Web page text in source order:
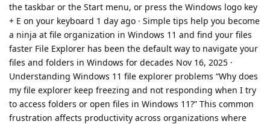
the taskbar or the Start menu, or press the Windows logo key
+ E on your keyboard 1 day ago · Simple tips help you become
a ninja at file organization in Windows 11 and find your files
faster File Explorer has been the default way to navigate your
files and folders in Windows for decades Nov 16, 2025 ·
Understanding Windows 11 file explorer problems “Why does
my file explorer keep freezing and not responding when I try
to access folders or open files in Windows 11?” This common
frustration affects productivity across organizations where